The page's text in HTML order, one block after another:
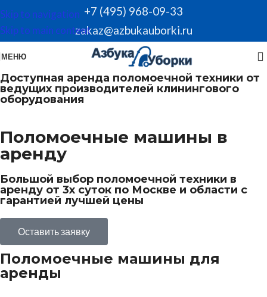
Skip to navigation
Skip to main content
+7 (495) 968-09-33
zakaz@azbukauborki.ru
МЕНЮ
Доступная аренда поломоечной техники от
ведущих производителей клинингового
оборудования
Поломоечные машины в
аренду
Большой выбор поломоечной техники в
аренду от 3х суток по Москве и области c
гарантией лучшей цены
Оставить заявку
Поломоечные машины для
аренды